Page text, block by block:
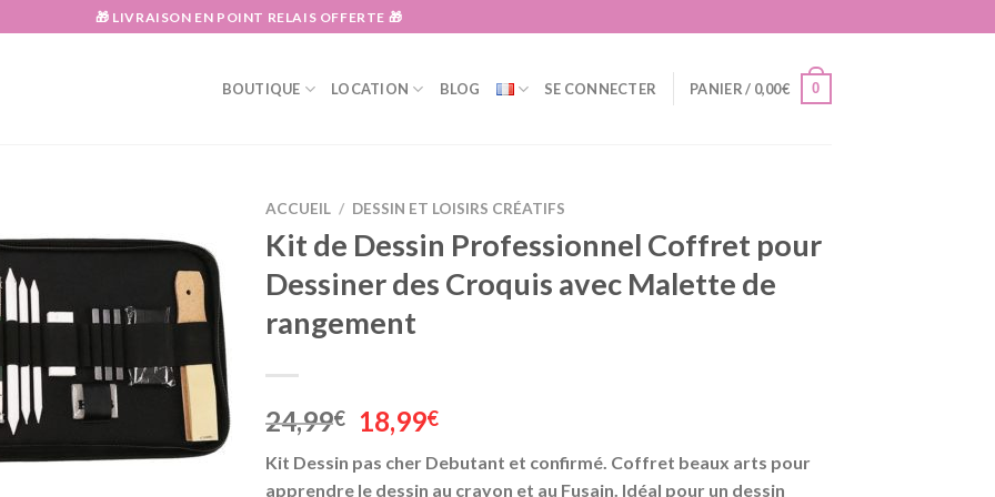
🎁 LIVRAISON EN POINT RELAIS OFFERTE 🎁
BOUTIQUE LOCATION BLOG SE CONNECTER PANIER / 0,00€ 0
ACCUEIL / DESSIN ET LOISIRS CRÉATIFS
Kit de Dessin Professionnel Coffret pour
Dessiner des Croquis avec Malette de
rangement
24,99€
Le
prix
initial
18,99€Le
actuel
Kit Dessin pas cher Debutant et confirmé. Coffret beaux arts pour
apprendre le dessin au crayon et au Fusain. Idéal pour un dessin